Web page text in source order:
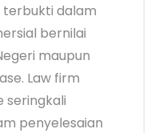
terbukti dalam
bernilai
maupun
Law firm
seringkali
penyelesaian